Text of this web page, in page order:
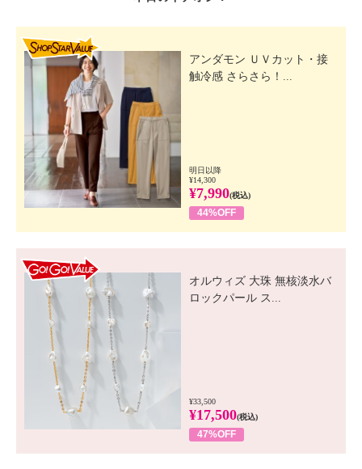
アンダモン ＵＶカット・接
触冷感 さらさら！...
明日以降
¥14,300
¥7,990(税込)
44%OFF
オルウィズ 大珠 無核淡水バ
ロックパール ス...
¥33,500
¥17,500(税込)
47%OFF